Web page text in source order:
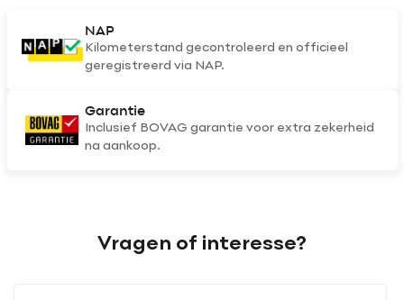
NAP
Kilometerstand gecontroleerd en officieel
geregistreerd via NAP.
Garantie
Inclusief BOVAG garantie voor extra zekerheid
na aankoop.
Vragen of interesse?